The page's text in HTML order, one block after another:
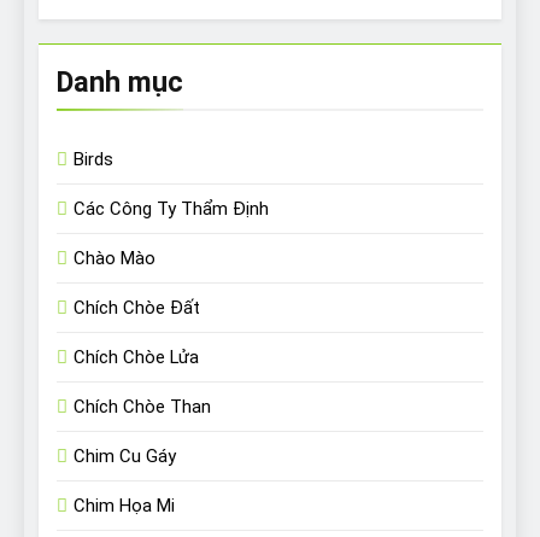
Danh mục
Birds
Các Công Ty Thẩm Định
Chào Mào
Chích Chòe Đất
Chích Chòe Lửa
Chích Chòe Than
Chim Cu Gáy
Chim Họa Mi